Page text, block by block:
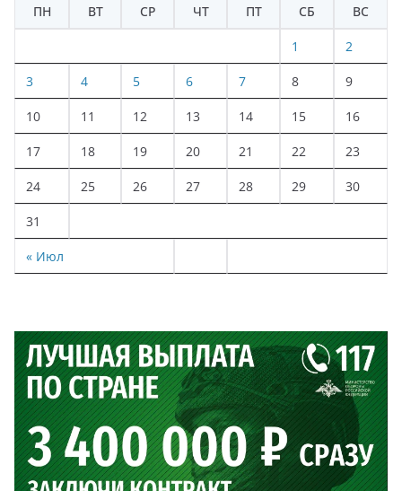
ПН
ВТ СР ЧТ ПТ СБ ВС
« Июл
1 2
3 4 5 6 7 8 9
10 11 12 13 14 15 16
17 18 19 20 21 22 23
24 25 26 27 28 29 30
31